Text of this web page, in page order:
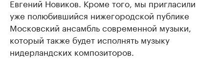
Евгений Новиков. Кроме того, мы пригласили
уже полюбившийся нижегородской публике
Московский ансамбль современной музыки,
который также будет исполнять музыку
нидерландских композиторов.